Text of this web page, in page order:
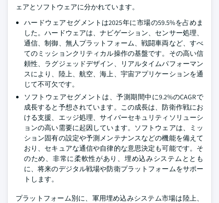
ェアとソフトウェアに分かれています。
ハードウェアセグメントは2025年に市場の59.5%を占めま
した。ハードウェアは、ナビゲーション、センサー処理、
通信、制御、無人プラットフォーム、戦闘車両など、すべ
てのミッションクリティカル操作の基盤です。その高い信
頼性、ラグジェッドデザイン、リアルタイムパフォーマン
スにより、陸上、航空、海上、宇宙アプリケーションを通
じて不可欠です。
ソフトウェアセグメントは、予測期間中に9.2%のCAGRで
成長すると予想されています。この成長は、防衛作戦にお
ける支援、エッジ処理、サイバーセキュリティソリューシ
ョンの高い需要に起因しています。ソフトウェアは、ミッ
ション固有の設定や予測メンテナンスなどの機能を備えて
おり、セキュアな通信や自律的な意思決定も可能です。そ
のため、非常に柔軟性があり、埋め込みシステムととも
に、将来のデジタル戦場や防衛プラットフォームをサポー
トします。
プラットフォーム別に、軍用埋め込みシステム市場は陸上、